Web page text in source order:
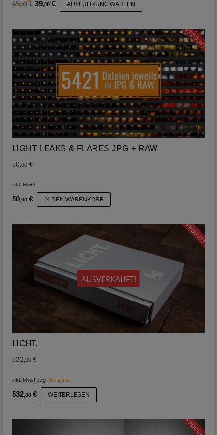
45,00 € Ursprünglicher
45,00 €
39,00 €Aktueller
Preis
39,00 €.
AUSFÜHRUNG WÄHLEN
mehrere
Varianten
auf.
Optionen
können
auf
der
Produktseite
gewählt
werden
PRODUKT
LIGHT LEAKS & FLARES JPG + RAW
50 ,00 €
inkl. Mwst.
50,00 € IN DEN WARENKORB
AUSVERKAUFT!
PRODUKT
LICHT.
532 ,00 €
inkl. Mwst. zzgl. Versand
532,00 € WEITERLESEN
PRODUKT